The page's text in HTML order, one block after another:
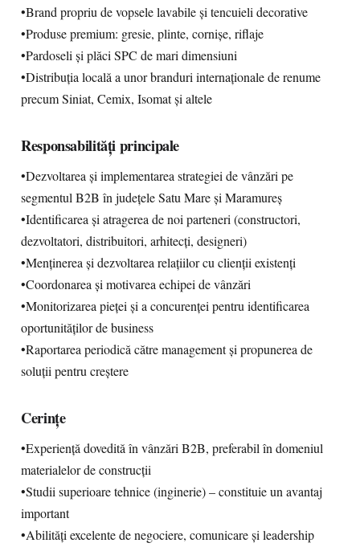
•Brand propriu de vopsele lavabile și tencuieli decorative
•Produse premium: gresie, plinte, cornișe, riflaje
•Pardoseli și plăci SPC de mari dimensiuni
•Distribuția locală a unor branduri internaționale de renume
precum Siniat, Cemix, Isomat și altele
Responsabilități principale
•Dezvoltarea și implementarea strategiei de vânzări pe
segmentul B2B în județele Satu Mare și Maramureș
•Identificarea și atragerea de noi parteneri (constructori,
dezvoltatori, distribuitori, arhitecți, designeri)
•Menținerea și dezvoltarea relațiilor cu clienții existenți
•Coordonarea și motivarea echipei de vânzări
•Monitorizarea pieței și a concurenței pentru identificarea
oportunităților de business
•Raportarea periodică către management și propunerea de
soluții pentru creștere
Cerințe
•Experiență dovedită în vânzări B2B, preferabil în domeniul
materialelor de construcții
•Studii superioare tehnice (inginerie) – constituie un avantaj
important
•Abilități excelente de negociere, comunicare și leadership